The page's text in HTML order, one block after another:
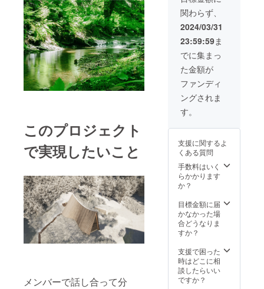
このプロジェクト
で実現したいこと
メンバーで話し合って分
出場所
は変更
になる
可能性
がござ
いま
す。
「掲載
希望す
るお名
前を備
ださ
序良俗
に反す
る名称
は変更
いただ
載をお
断りさ
せて頂
く可能
りま
す。プ
ロジェ
クト終
設まで
直接お
申し込
みくだ
さい。
※チケッ
トの有
効期限
がござ
います
のでご
い。
から1
年） 企
業様や
サウナ
を応援
れた
方々の
お名前
をサウ
材でも
ある道
南杉で
作りプ
関わらず、
2024/03/31
23:59:59ま
でに集まっ
た金額が
ファンディ
ングされま
す。
支援に関するよ
くある質問
手数料はいく
らかかります
か？
目標金額に届
かなかった場
合どうなりま
すか？
支援で困った
時はどこに相
談したらいい
ですか？